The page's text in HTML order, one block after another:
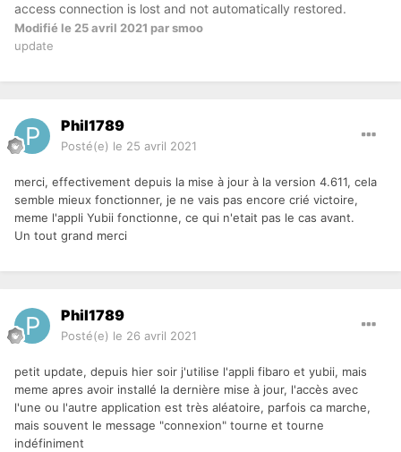
access connection is lost and not automatically restored.
Modifié le 25 avril 2021 par smoo
update
Phil1789
Posté(e) le 25 avril 2021
merci, effectivement depuis la mise à jour à la version 4.611, cela
semble mieux fonctionner, je ne vais pas encore crié victoire,
meme l'appli Yubii fonctionne, ce qui n'etait pas le cas avant.
Un tout grand merci
Phil1789
Posté(e) le 26 avril 2021
petit update, depuis hier soir j'utilise l'appli fibaro et yubii, mais
meme apres avoir installé la dernière mise à jour, l'accès avec
l'une ou l'autre application est très aléatoire, parfois ca marche,
mais souvent le message "connexion" tourne et tourne
indéfiniment